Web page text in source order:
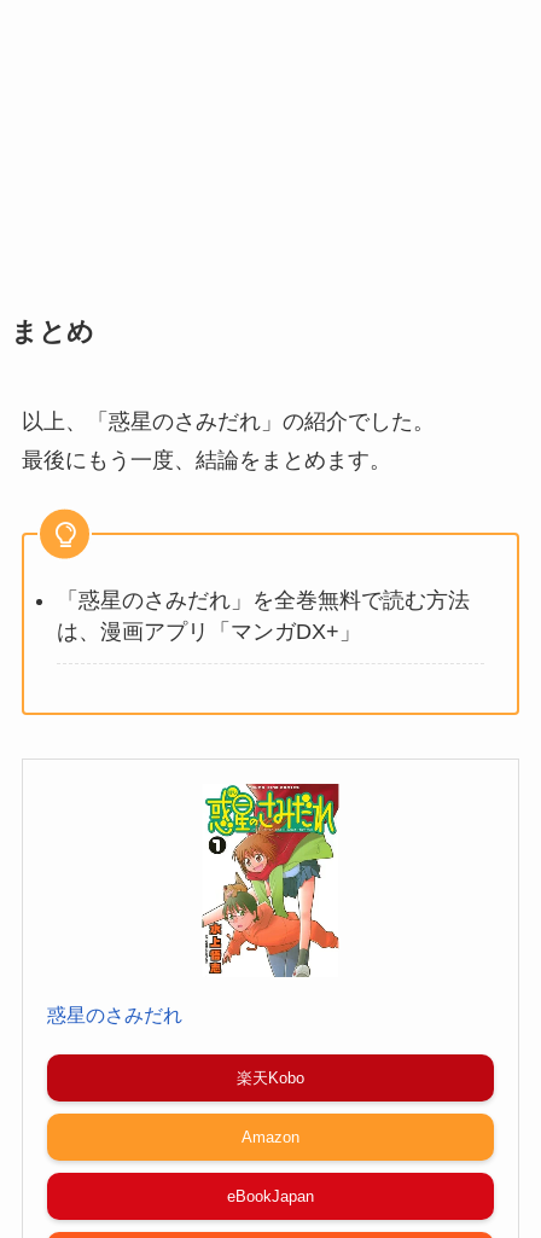
まとめ
以上、「惑星のさみだれ」の紹介でした。
最後にもう一度、結論をまとめます。
「惑星のさみだれ」を全巻無料で読む方法
は、漫画アプリ「マンガDX+」
惑星のさみだれ
楽天Kobo
Amazon
eBookJapan